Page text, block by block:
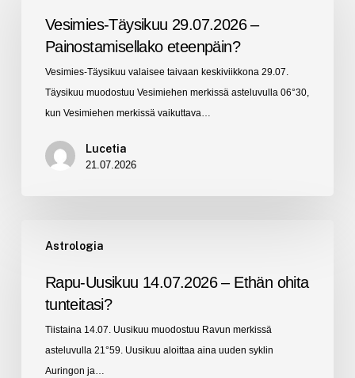
Painostamisellako
eteenpäin?
Vesimies-Täysikuu 29.07.2026 –
Painostamisellako eteenpäin?
Vesimies-Täysikuu valaisee taivaan keskiviikkona 29.07.
Täysikuu muodostuu Vesimiehen merkissä asteluvulla 06°30,
kun Vesimiehen merkissä vaikuttava…
Lucetia
21.07.2026
Astrologia
Uusikuu
Ethän
ohita
tunteitasi?
Rapu-Uusikuu 14.07.2026 – Ethän ohita
tunteitasi?
Tiistaina 14.07. Uusikuu muodostuu Ravun merkissä
asteluvulla 21°59. Uusikuu aloittaa aina uuden syklin
Auringon ja…